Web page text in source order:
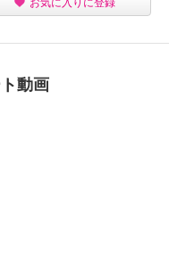
お気に入りに登録
動画